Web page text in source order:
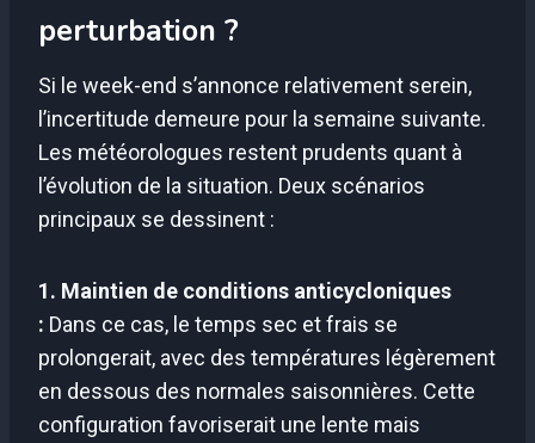
perturbation ?
Si le week-end s’annonce relativement serein,
l’incertitude demeure pour la semaine suivante.
Les météorologues restent prudents quant à
l’évolution de la situation. Deux scénarios
principaux se dessinent :
1. Maintien de conditions anticycloniques
: Dans ce cas, le temps sec et frais se
prolongerait, avec des températures légèrement
en dessous des normales saisonnières. Cette
configuration favoriserait une lente mais